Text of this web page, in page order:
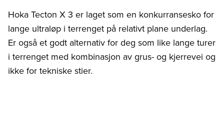
Hoka Tecton X 3 er laget som en konkurransesko for
lange ultraløp i terrenget på relativt plane underlag.
Er også et godt alternativ for deg som like lange turer
i terrenget med kombinasjon av grus- og kjerrevei og
ikke for tekniske stier.